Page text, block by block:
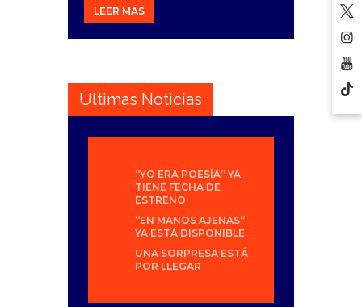
LEER MÁS
Últimas Noticias
“YO ERA POESÍA” YA
TIENE FECHA DE
ESTRENO
“EN MANOS AJENAS”
YA ESTÁ DISPONIBLE
UNA SORPRESA ESTÁ
POR LLEGAR